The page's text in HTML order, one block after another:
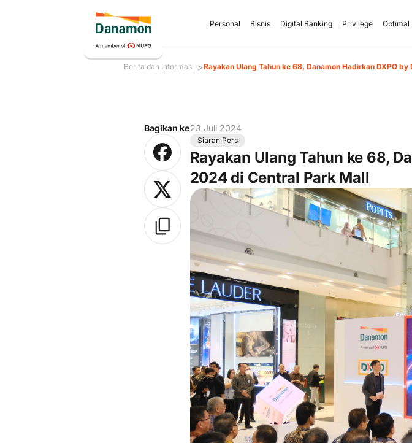
Personal Bisnis Digital Banking Privilege Optimal
Berita dan Informasi >Rayakan Ulang Tahun ke 68, Danamon Hadirkan DXPO
Bagikan ke23 Juli 2024
Siaran Pers
Rayakan Ulang Tahun ke 68,
2024 di Central Park Mall